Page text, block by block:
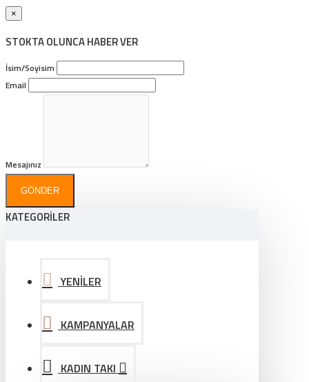
×
STOKTA OLUNCA HABER VER
İsim/Soyisim
Email
Mesajınız
GÖNDER
KATEGORİLER
YENİLER
KAMPANYALAR
KADIN TAKI